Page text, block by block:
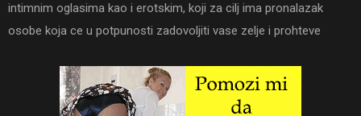
intimnim oglasima kao i erotskim, koji za cilj ima pronalazak
osobe koja ce u potpunosti zadovoljiti vase zelje i prohteve